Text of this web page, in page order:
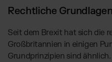
Rechtliche
Seit dem Brexit hat sich die
Großbritannien in einigen
Grundprinzipien sind ähnlich.